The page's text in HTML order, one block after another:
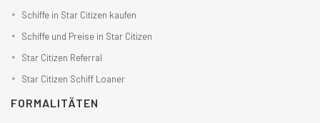
Schiffe in Star Citizen kaufen
Schiffe und Preise in Star Citizen
Star Citizen Referral
Star Citizen Schiff Loaner
FORMALITÄTEN